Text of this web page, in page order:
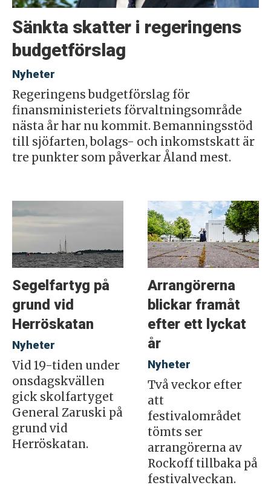
Sänkta skatter i regeringens
budgetförslag
Nyheter
Regeringens budgetförslag för
finansministeriets förvaltningsområde
nästa år har nu kommit. Bemanningsstöd
till sjöfarten, bolags- och inkomstskatt är
tre punkter som påverkar Åland mest.
Segelfartyg på
grund vid
Herröskatan
Nyheter
Vid 19-tiden under
onsdagskvällen
gick skolfartyget
General Zaruski på
grund vid
Herröskatan.
Arrangörerna
blickar framåt
efter ett lyckat
år
Nyheter
Två veckor efter
att
festivalområdet
tömts ser
arrangörerna av
Rockoff tillbaka på
festivalveckan.